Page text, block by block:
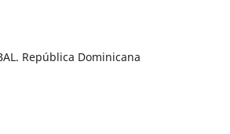
República Dominicana